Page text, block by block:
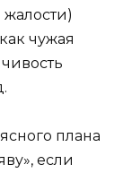
чужая
плана
если